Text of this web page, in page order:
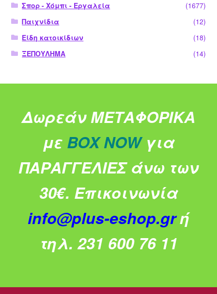
Σπορ - Χόμπι - Εργαλεία
(1677)
Παιχνίδια
(12)
Είδη κατοικίδιων
(18)
ΞΕΠΟΥΛΗΜΑ
(14)
Δωρεάν ΜΕΤΑΦΟΡΙΚΑ
με BOX NOW για
ΠΑΡΑΓΓΕΛΙΕΣ άνω των
30€. Επικοινωνία
info@plus-eshop.grή
τηλ. 231 600 76 11